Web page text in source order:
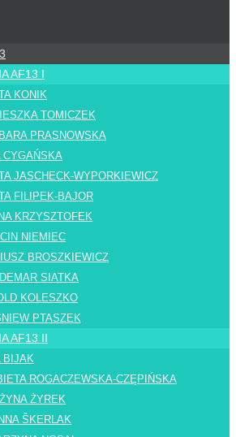
AF13 I
KONIK
TOMICZEK
PRASNOWSKA
CYGAŃSKA
JASCHECK-WYPORKIEWICZ
FILIPEK-BAJOR
KRZYSZTOFEK
NIEMIEC
BROSZKIEWICZ
SIATKA
KOLESZKO
PTASZEK
AF13 II
BIJAK
ROGACZEWSKA-CZĘPIŃSKA
ŻYREK
ŠKERLAK